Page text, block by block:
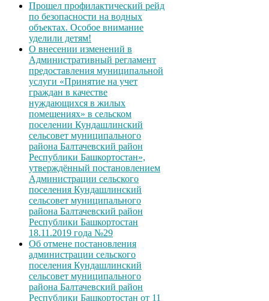
Прошел профилактический рейд
по безопасности на водных
объектах. Особое внимание
уделили детям!
О внесении изменений в
Административный регламент
предоставления муниципальной
услуги «Принятие на учет
граждан в качестве
нуждающихся в жилых
помещениях» в сельском
поселении Кундашлинский
сельсовет муниципального
района Балтачевский район
Республики Башкортостан»,
утверждённый постановлением
Администрации сельского
поселения Кундашлинский
сельсовет муниципального
района Балтачевский район
Республики Башкортостан
18.11.2019 года №29
Об отмене постановления
администрации сельского
поселения Кундашлинский
сельсовет муниципального
района Балтачевский район
Республики Башкортостан от 11